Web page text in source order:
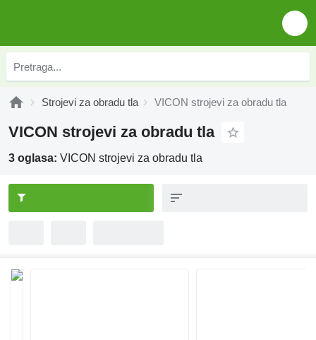
Strojevi za obradu tla VICON strojevi za obradu tla
VICON strojevi za obradu tla
3 oglasa: VICON strojevi za obradu tla